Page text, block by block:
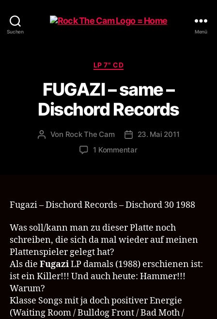
Suchen Menü
Kategorien
LP 7" CD
FUGAZI – same –
Dischord Records
Beitragsautor
Von Rock The Cam Veröffentlichungsdatum
23. Mai 2011
1 Kommentarzu
Dischord
Fugazi – Dischord Records – Dischord 30 1988
Was soll/kann man zu dieser Platte noch
schreiben, die sich da mal wieder auf meinen
Plattenspieler gelegt hat?
Als die FugaziLP damals (1988) erschienen ist:
ist ein Killer!!! Und auch heute: Hammer!!!
Warum?
Klasse Songs mit ja doch positiver Energie
(Waiting Room / Bulldog Front / Bad Moth /